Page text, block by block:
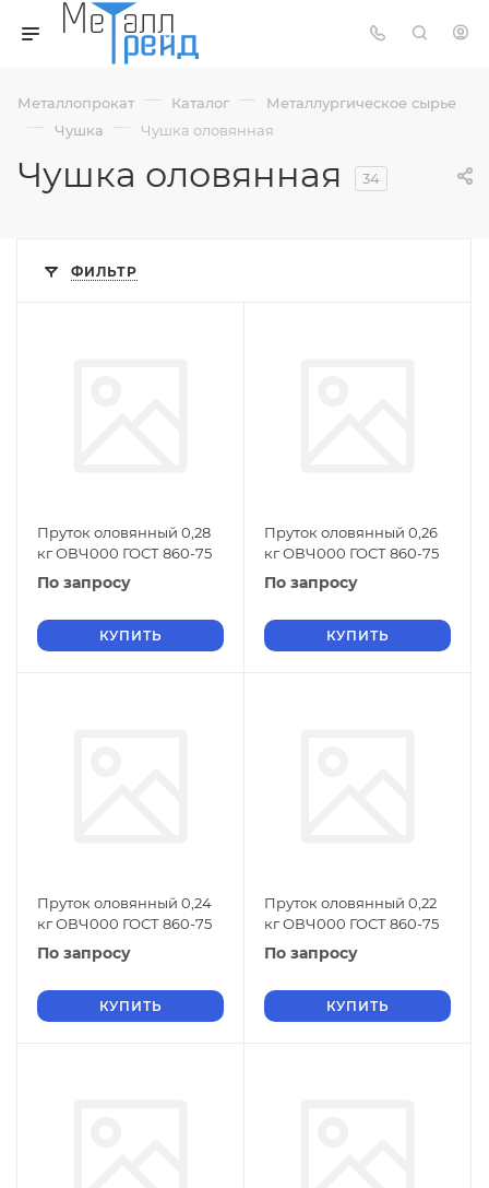
Металлопрокат — Каталог — Металлургическое сырье
— Чушка — Чушка оловянная
Чушка оловянная 34
ФИЛЬТР
Пруток оловянный 0,28
кг ОВЧ000 ГОСТ 860-75
По запросу
КУПИТЬ
Пруток оловянный 0,26
кг ОВЧ000 ГОСТ 860-75
По запросу
КУПИТЬ
Пруток оловянный 0,24
кг ОВЧ000 ГОСТ 860-75
По запросу
КУПИТЬ
Пруток оловянный 0,22
кг ОВЧ000 ГОСТ 860-75
По запросу
КУПИТЬ